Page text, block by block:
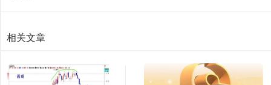
相关文章